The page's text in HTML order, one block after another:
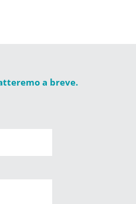
a breve.